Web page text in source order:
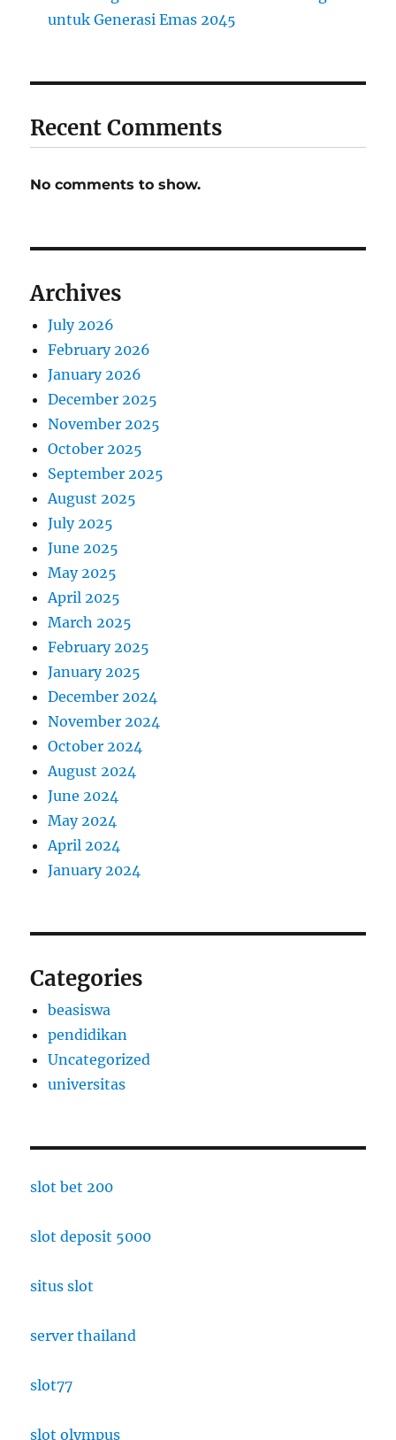
untuk Generasi Emas 2045
Recent Comments
No comments to show.
Archives
July 2026
February 2026
January 2026
December 2025
November 2025
October 2025
September 2025
August 2025
July 2025
June 2025
May 2025
April 2025
March 2025
February 2025
January 2025
December 2024
November 2024
October 2024
August 2024
June 2024
May 2024
April 2024
January 2024
Categories
beasiswa
pendidikan
Uncategorized
universitas
slot bet 200
slot deposit 5000
situs slot
server thailand
slot77
slot olympus